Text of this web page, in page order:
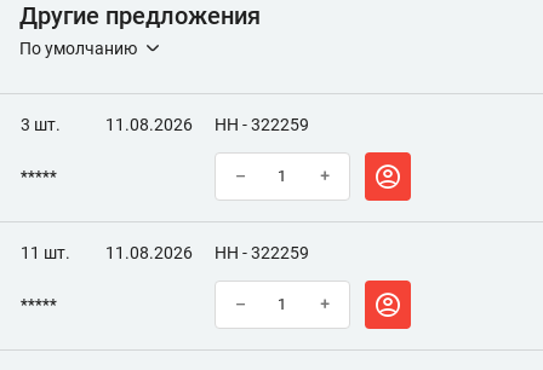
Другие предложения
По умолчанию
3 шт. 11.08.2026 НН - 322259
***** – +
11 шт. 11.08.2026 НН - 322259
***** – +